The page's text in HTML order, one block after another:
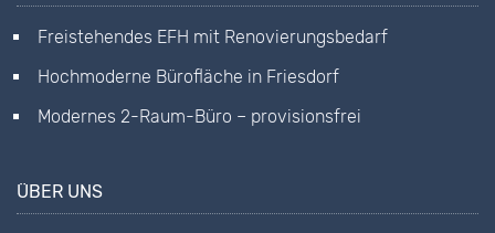
Freistehendes EFH mit Renovierungsbedarf
Hochmoderne Bürofläche in Friesdorf
Modernes 2-Raum-Büro – provisionsfrei
ÜBER UNS